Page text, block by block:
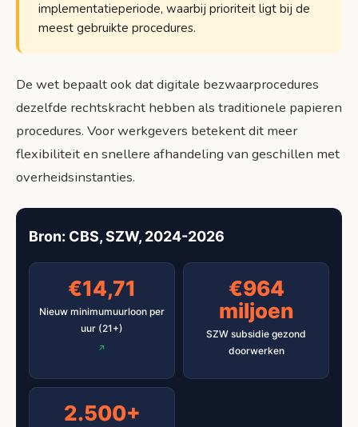
implementatieperiode, waarbij prioriteit ligt bij de
meest gebruikte procedures.
De wet bepaalt ook dat digitale bezwaarprocedures
dezelfde rechtskracht hebben als traditionele papieren
procedures. Voor werkgevers betekent dit meer
flexibiliteit en snellere afhandeling van geschillen met
overheidsinstanties.
Bron: CBS, SZW, 2024-2026
€14,71
Nieuw minimumuurloon per
uur (21+)
€964
miljoen
SZW subsidie gezond
doorwerken
2.500+